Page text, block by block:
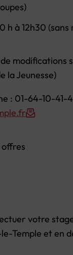
h à 12h30
modifications
la Jeunesse)
: 01-64-10-41-
votre
Temple et en